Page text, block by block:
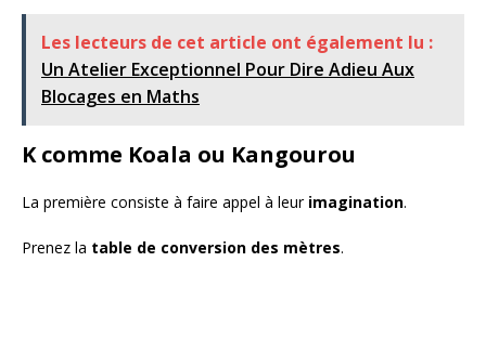
Les lecteurs de cet article ont également lu :
Un Atelier Exceptionnel Pour Dire Adieu Aux
Blocages en Maths
K comme Koala ou Kangourou
La première consiste à faire appel à leur imagination.
Prenez la table de conversion des mètres.